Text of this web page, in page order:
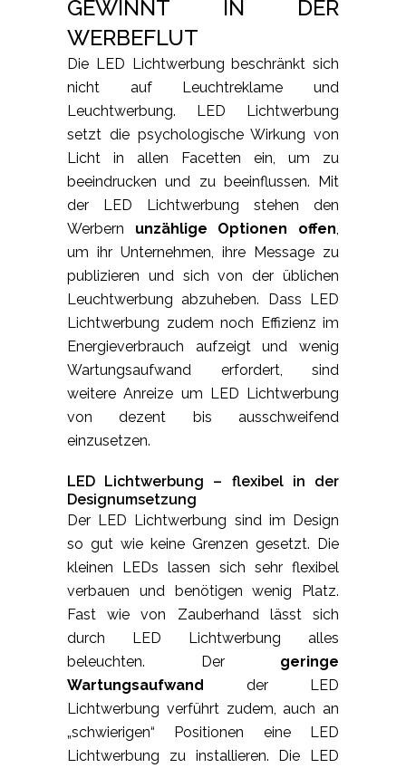
GEWINNT IN DER
WERBEFLUT
Die LED Lichtwerbung beschränkt sich
nicht auf Leuchtreklame und
Leuchtwerbung. LED Lichtwerbung
setzt die psychologische Wirkung von
Licht in allen Facetten ein, um zu
beeindrucken und zu beeinflussen. Mit
der LED Lichtwerbung stehen den
Werbern unzählige Optionen offen,
um ihr Unternehmen, ihre Message zu
publizieren und sich von der üblichen
Leuchtwerbung abzuheben. Dass LED
Lichtwerbung zudem noch Effizienz im
Energieverbrauch aufzeigt und wenig
Wartungsaufwand erfordert, sind
weitere Anreize um LED Lichtwerbung
von dezent bis ausschweifend
einzusetzen.
LED Lichtwerbung – flexibel in der
Designumsetzung
Der LED Lichtwerbung sind im Design
so gut wie keine Grenzen gesetzt. Die
kleinen LEDs lassen sich sehr flexibel
verbauen und benötigen wenig Platz.
Fast wie von Zauberhand lässt sich
durch LED Lichtwerbung alles
beleuchten. Der geringe
Wartungsaufwand
der LED
Lichtwerbung verführt zudem, auch an
„schwierigen“ Positionen eine LED
Lichtwerbung zu installieren. Die LED